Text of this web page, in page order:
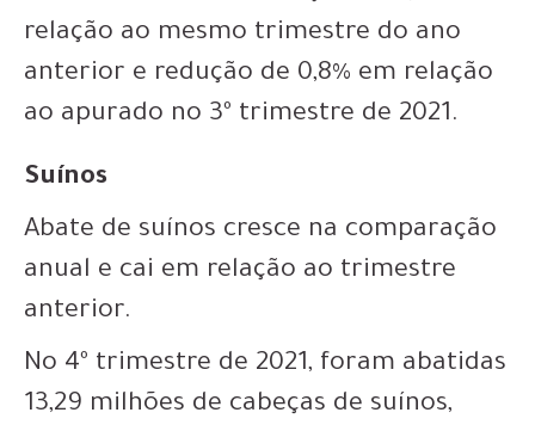
relação ao mesmo trimestre do ano
anterior e redução de 0,8% em relação
ao apurado no 3º trimestre de 2021.
Suínos
Abate de suínos cresce na comparação
anual e cai em relação ao trimestre
anterior.
No 4º trimestre de 2021, foram abatidas
13,29 milhões de cabeças de suínos,